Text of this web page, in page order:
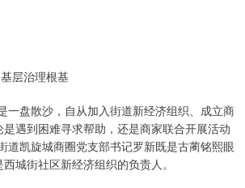
层治理根基
一盘散沙，自从加入街道新经济组织、成立商
遇到困难寻求帮助，还是商家联合开展活动
道凯旋城商圈党支部书记罗新既是古蔺铭熙眼
城街社区新经济组织的负责人。